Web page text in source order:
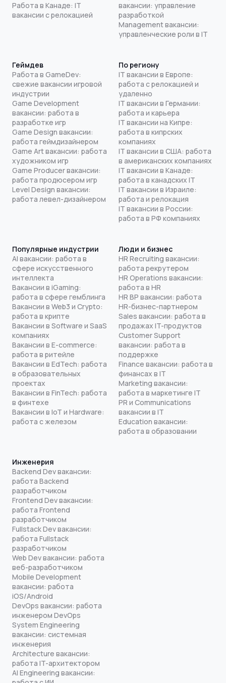
Работа в Канаде: IT
вакансии с релокацией
вакансии: управление
разработкой
Management вакансии:
управленческие роли в IT
Геймдев
Работа в GameDev:
свежие вакансии игровой
индустрии
Game Development
вакансии: работа в
разработке игр
Game Design вакансии:
работа геймдизайнером
Game Art вакансии: работа
художником игр
Game Producer вакансии:
работа продюсером игр
Level Design вакансии:
работа левел-дизайнером
По региону
IT вакансии в Европе:
работа с релокацией и
удаленно
IT вакансии в Германии:
работа и карьера
IT вакансии на Кипре:
работа в кипрских
компаниях
IT вакансии в США: работа
в американских компаниях
IT вакансии в Канаде:
работа в канадских IT
IT вакансии в Израиле:
работа и релокация
IT вакансии в России:
работа в РФ компаниях
Популярные индустрии
AI вакансии: работа в
сфере искусственного
интеллекта
Вакансии в iGaming:
работа в сфере гемблинга
Вакансии в Web3 и Crypto:
работа в крипте
Вакансии в Software и SaaS
компаниях
Вакансии в E-commerce:
работа в ритейле
Вакансии в EdTech: работа
в образовательных
проектах
Вакансии в FinTech: работа
в финтехе
Вакансии в IoT и Hardware:
работа с железом
Люди и бизнес
HR Recruiting вакансии:
работа рекрутером
HR Operations вакансии:
работа в HR
HR BP вакансии: работа
HR-бизнес-партнером
Sales вакансии: работа в
продажах IT-продуктов
Customer Support
вакансии: работа в
поддержке
Finance вакансии: работа в
финансах в IT
Marketing вакансии:
работа в маркетинге IT
PR и Communications
вакансии в IT
Education вакансии:
работа в образовании
Инженерия
Backend Dev вакансии:
работа Backend
разработчиком
Frontend Dev вакансии:
работа Frontend
разработчиком
Fullstack Dev вакансии:
работа Fullstack
разработчиком
Web Dev вакансии: работа
веб-разработчиком
Mobile Development
вакансии: работа
iOS/Android
DevOps вакансии: работа
инженером DevOps
System Engineering
вакансии: системная
инженерия
Architecture вакансии:
работа IT-архитектором
AI Engineering вакансии: